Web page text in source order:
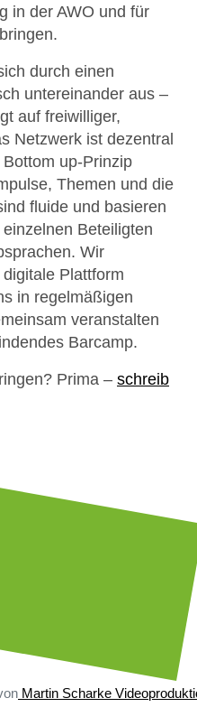
in der AWO und für
durch einen
untereinander aus –
auf freiwilliger,
Netzwerk ist dezentral
up-Prinzip
Themen und die
fluide und basieren
Beteiligten
Wir
Plattform
in regelmäßigen
veranstalten
Barcamp.
Prima – schreib
Martin Scharke